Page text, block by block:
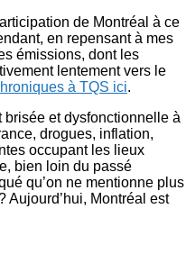
de Montréal à ce
en repensant à mes
émissions, dont les
lentement vers le
à TQS ici.
brisée et dysfonctionnelle à
drogues, inflation,
occupant les lieux
bien loin du passé
qu’on ne mentionne plus
Aujourd’hui, Montréal est